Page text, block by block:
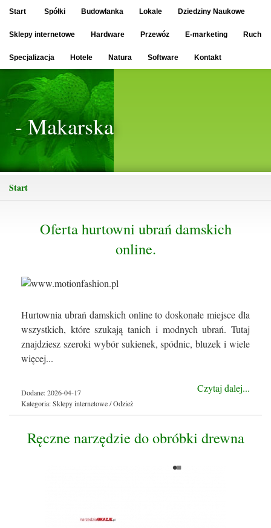
Start Spółki Budowlanka Lokale Dziedziny Naukowe
Sklepy internetowe Hardware Przewóz E-marketing Ruch
Specjalizacja Hotele Natura Software Kontakt
- Makarska
Start
Oferta hurtowni ubrań damskich
online.
Hurtownia ubrań damskich online to doskonałe miejsce dla
wszystkich, które szukają tanich i modnych ubrań. Tutaj
znajdziesz szeroki wybór sukienek, spódnic, bluzek i wiele
więcej...
Czytaj dalej...
Dodane: 2026-04-17
Kategoria: Sklepy internetowe / Odzież
Ręczne narzędzie do obróbki drewna